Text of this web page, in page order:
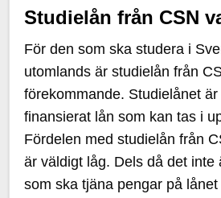
Studielån från CSN
För den som ska studera i
utomlands är studielån från
förekommande. Studielånet
finansierat lån som kan tas i
Fördelen med studielån från
är väldigt låg. Dels då det inte
som ska tjäna pengar på